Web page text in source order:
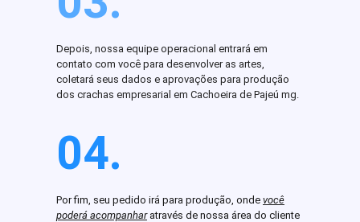
Depois, nossa equipe operacional entrará em
contato com você para desenvolver as artes,
coletará seus dados e aprovações para produção
dos crachas empresarial em Cachoeira de Pajeú mg.
04.
Por fim, seu pedido irá para produção, onde você
poderá acompanharatravés de nossa área do cliente